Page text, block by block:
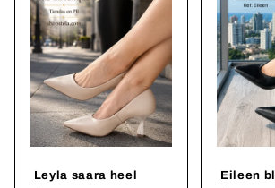
Leyla saara heel Eileen